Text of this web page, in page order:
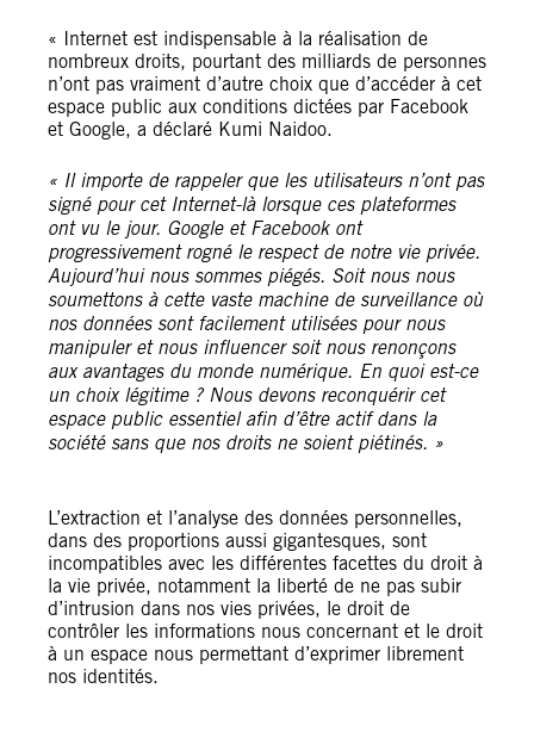
« Internet est indispensable à la réalisation de
nombreux droits, pourtant des milliards de personnes
n’ont pas vraiment d’autre choix que d’accéder à cet
espace public aux conditions dictées par Facebook
et Google, a déclaré Kumi Naidoo.
« Il importe de rappeler que les utilisateurs n’ont pas
signé pour cet Internet-là lorsque ces plateformes
ont vu le jour. Google et Facebook ont
progressivement rogné le respect de notre vie privée.
Aujourd’hui nous sommes piégés. Soit nous nous
soumettons à cette vaste machine de surveillance où
nos données sont facilement utilisées pour nous
manipuler et nous influencer soit nous renonçons
aux avantages du monde numérique. En quoi est-ce
un choix légitime ? Nous devons reconquérir cet
espace public essentiel afin d’être actif dans la
société sans que nos droits ne soient piétinés. »
L’extraction et l’analyse des données personnelles,
dans des proportions aussi gigantesques, sont
incompatibles avec les différentes facettes du droit à
la vie privée, notamment la liberté de ne pas subir
d’intrusion dans nos vies privées, le droit de
contrôler les informations nous concernant et le droit
à un espace nous permettant d’exprimer librement
nos identités.